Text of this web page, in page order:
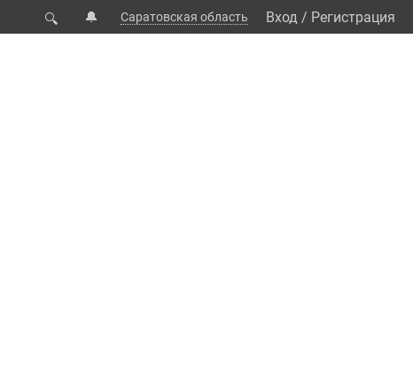
🔍 🔔 Саратовская область Вход / Регистрация